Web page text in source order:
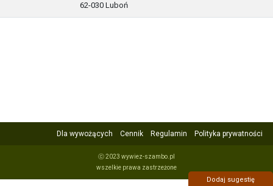
62-030 Luboń
Dla wywożących Cennik Regulamin Polityka prywatności
ⓒ 2023 wywiez-szambo.pl
wszelkie prawa zastrzeżone
Dodaj sugestię